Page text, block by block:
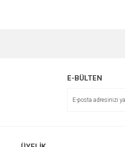
E-BÜLTEN